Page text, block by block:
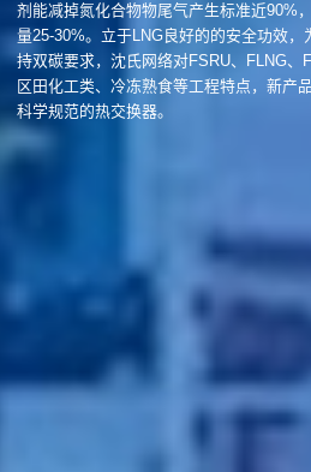
剂能减掉氮化合物物尾气产生标准近90%
量25-30%。立于LNG良好的的安全功效
持双碳要求，沈氏网络对FSRU、FLNG
区田化工类、冷冻熟食等工程特点，新产
科学规范的热交换器。